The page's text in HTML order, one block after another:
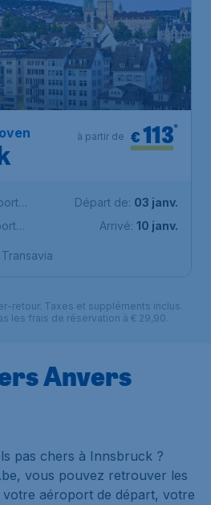
€113*
à partir de
Départ de: 03 janv.
Arrivé: 10 janv.
Transavia
retour. Taxes et suppléments inclus.
les frais de réservation à € 29,90.
Anvers
pas chers à Innsbruck ?
vous pouvez retrouver les
aéroport de départ, votre